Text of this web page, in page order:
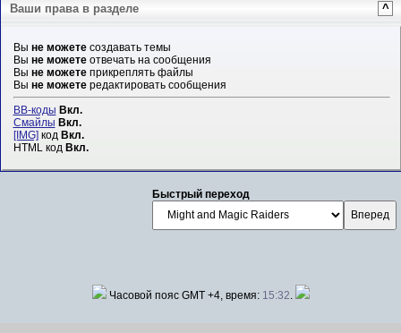
Ваши права в разделе ^
Вы не можетесоздавать темы
Вы не можетеотвечать на сообщения
Вы не можетеприкреплять файлы
Вы не можетередактировать сообщения
BB-коды Вкл.
Смайлы Вкл.
[IMG] код Вкл.
HTML код Вкл.
Быстрый переход
Часовой пояс GMT +4, время: 15:32